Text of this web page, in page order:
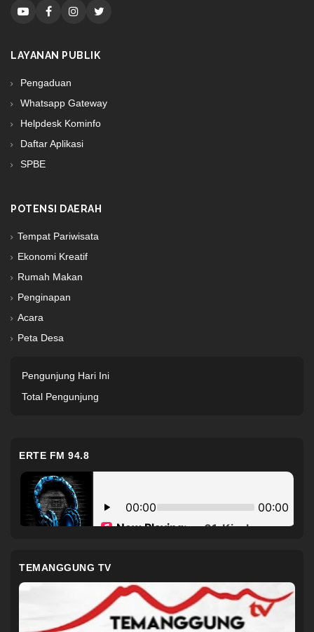
LAYANAN PUBLIK
Pengaduan
Whatsapp Gateway
Helpdesk Kominfo
Daftar Aplikasi
SPBE
POTENSI DAERAH
Tempat Pariwisata
Ekonomi Kreatif
Rumah Makan
Penginapan
Acara
Peta Desa
Pengunjung Hari Ini
Total Pengunjung
ERTE FM 94.8
TEMANGGUNG TV